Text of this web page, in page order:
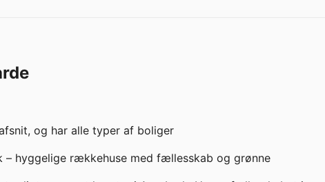
og har alle typer af boliger
– hyggelige rækkehuse med fællesskab og grønne